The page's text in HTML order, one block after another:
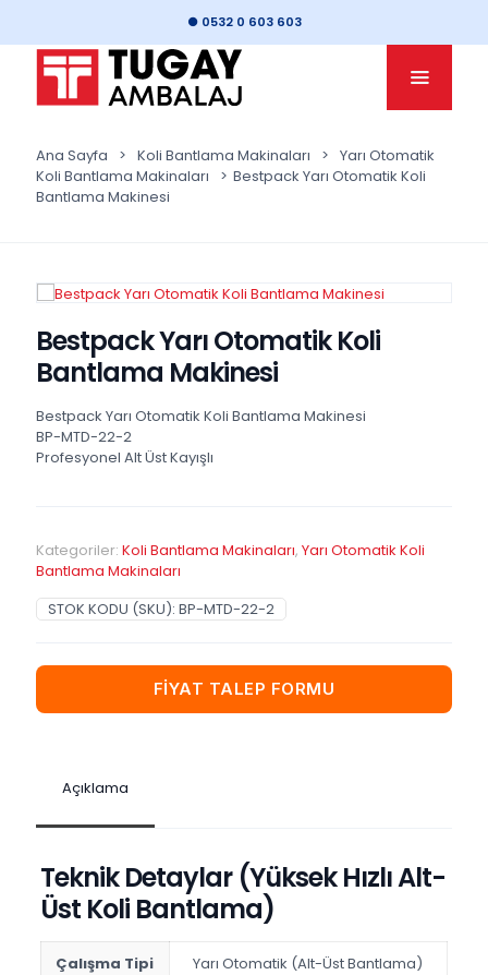
● 0532 0 603 603
Ana Sayfa > Koli Bantlama Makinaları > Yarı Otomatik
Koli Bantlama Makinaları
> Bestpack Yarı Otomatik Koli
Bantlama Makinesi
Bestpack Yarı Otomatik Koli
Bantlama Makinesi
Bestpack Yarı Otomatik Koli Bantlama Makinesi
BP-MTD-22-2
Profesyonel Alt Üst Kayışlı
Kategoriler: Koli Bantlama Makinaları, Yarı Otomatik Koli
Bantlama Makinaları
STOK KODU (SKU): BP-MTD-22-2
FİYAT TALEP FORMU
Açıklama
Teknik Detaylar (Yüksek Hızlı Alt-
Üst Koli Bantlama)
Çalışma Tipi Yarı Otomatik (Alt-Üst Bantlama)